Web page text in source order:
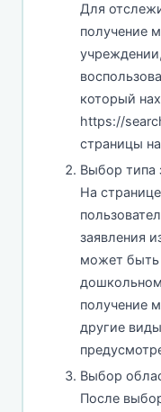
Для
получение
который
https://
страницы
Выбор типа
На
заявления
может быть
получение
другие
Выбор
После